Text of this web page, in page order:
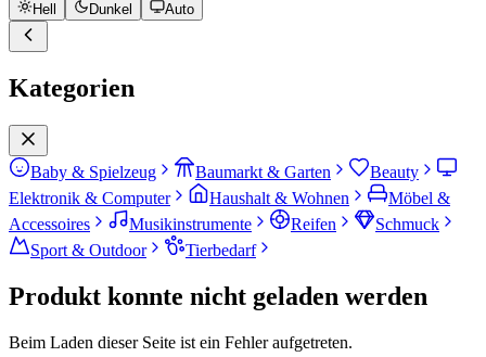
Hell Dunkel Auto
Kategorien
Baby & Spielzeug Baumarkt & Garten
Beauty
Elektronik & Computer
Haushalt & Wohnen
Möbel &
Accessoires
Musikinstrumente Reifen
Schmuck
Sport & Outdoor
Tierbedarf
Produkt konnte nicht geladen werden
Beim Laden dieser Seite ist ein Fehler aufgetreten.